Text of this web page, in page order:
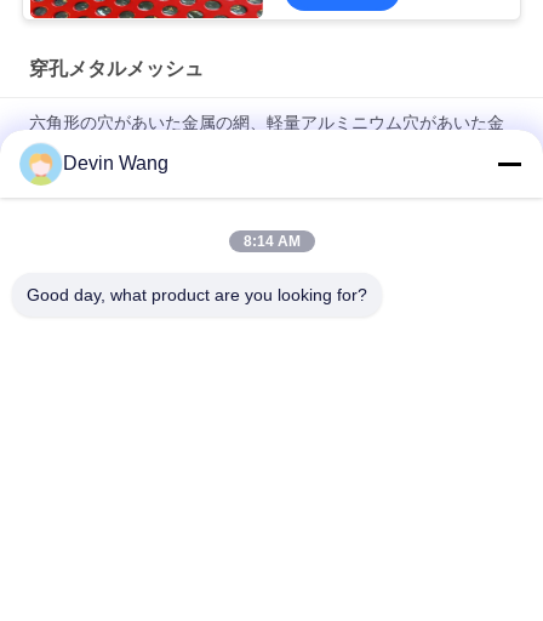
穿孔メタルメッシュ
六角形の穴があいた金属の網、軽量アルミニウム穴があいた金
属板
工場 パーフォレーションメタルメッシュ/パンチングホールネ
Devin Wang
8:14 AM
Good day, what product are you looking for?